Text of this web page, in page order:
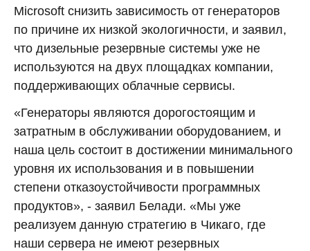
Microsoft снизить зависимость от генераторов
по причине их низкой экологичности, и заявил,
что дизельные резервные системы уже не
используются на двух площадках компании,
поддерживающих облачные сервисы.
«Генераторы являются дорогостоящим и
затратным в обслуживании оборудованием, и
наша цель состоит в достижении минимального
уровня их использования и в повышении
степени отказоустойчивости программных
продуктов», - заявил Белади. «Мы уже
реализуем данную стратегию в Чикаго, где
наши сервера не имеют резервных